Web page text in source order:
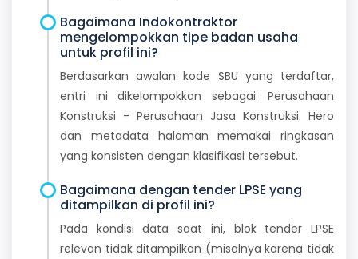
Bagaimana Indokontraktor
mengelompokkan tipe badan usaha
untuk profil ini?
Berdasarkan awalan kode SBU yang terdaftar,
entri ini dikelompokkan sebagai: Perusahaan
Konstruksi - Perusahaan Jasa Konstruksi. Hero
dan metadata halaman memakai ringkasan
yang konsisten dengan klasifikasi tersebut.
Bagaimana dengan tender LPSE yang
ditampilkan di profil ini?
Pada kondisi data saat ini, blok tender LPSE
relevan tidak ditampilkan (misalnya karena tidak